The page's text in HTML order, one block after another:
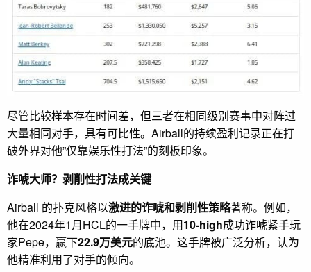
尽管比较样本存在时间差，但三者在相同级别赛事中对阵过
大量相同对手，具有可比性。Airball的持续盈利记录正在打
破外界对他”仅靠娱乐性打法”的刻板印象。
诈唬大师？剥削性打法成关键
Airball 的扑克风格以激进的诈唬和剥削性策略著称。例如，
他在2024年1月HCL的一手牌中，用10-high成功诈唬紧手玩
家Pepe，赢下22.9万美元的底池。这手牌被广泛分析，认为
他精准利用了对手的倾向。